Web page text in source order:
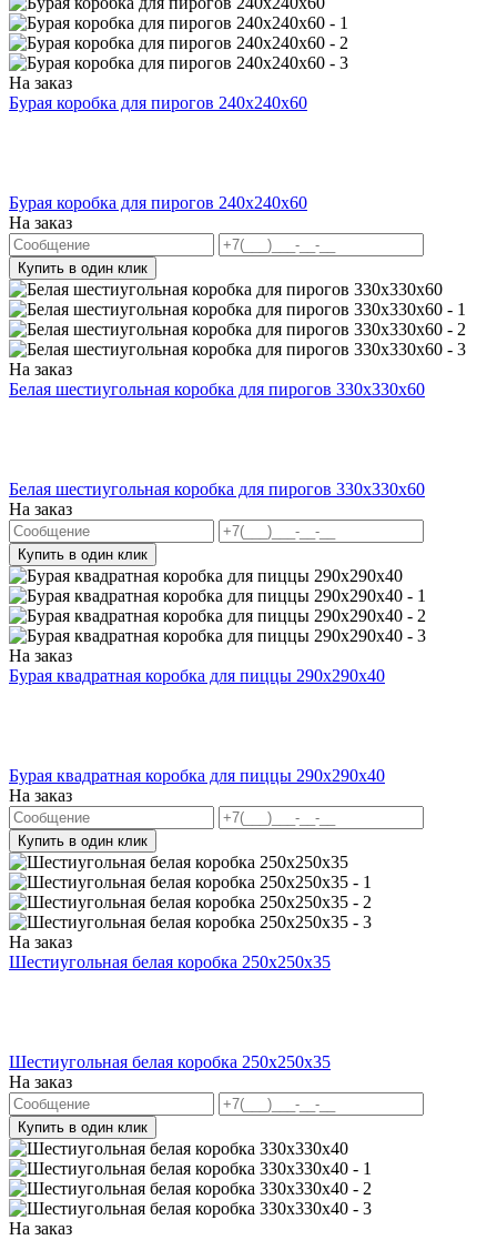
На заказ
Бурая коробка для пирогов 240х240х60
Бурая коробка для пирогов 240х240х60
На заказ
Купить в один клик
На заказ
Белая шестиугольная коробка для пирогов 330x330x60
Белая шестиугольная коробка для пирогов 330x330x60
На заказ
Купить в один клик
На заказ
Бурая квадратная коробка для пиццы 290х290х40
Бурая квадратная коробка для пиццы 290х290х40
На заказ
Купить в один клик
На заказ
Шестиугольная белая коробка 250x250x35
Шестиугольная белая коробка 250x250x35
На заказ
Купить в один клик
На заказ